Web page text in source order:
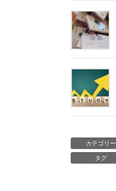
カテゴリー
タグ